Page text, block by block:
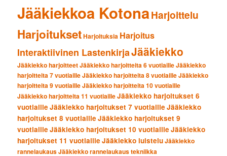
Jääkiekkoa KotonaHarjoittelu
HarjoituksetHarjoituksia Harjoitus
Interaktiivinen LastenkirjaJääkiekko
Jääkiekko harjoitteetJääkiekko harjoitteita 6 vuotiailleJääkiekko
harjoitteita 7 vuotiailleJääkiekko harjoitteita 8 vuotiailleJääkiekko
harjoitteita 9 vuotiailleJääkiekko harjoitteita 10 vuotiaille
Jääkiekko harjoitteita 11 vuotiailleJääkiekko harjoitukset 6
vuotiaille Jääkiekko harjoitukset 7 vuotiaille Jääkiekko
harjoitukset 8 vuotiaille Jääkiekko harjoitukset 9
vuotiaille Jääkiekko harjoitukset 10 vuotiaille Jääkiekko
harjoitukset 11 vuotiaille Jääkiekko luisteluJääkiekko
rannelaukausJääkiekko rannelaukaus tekniikka